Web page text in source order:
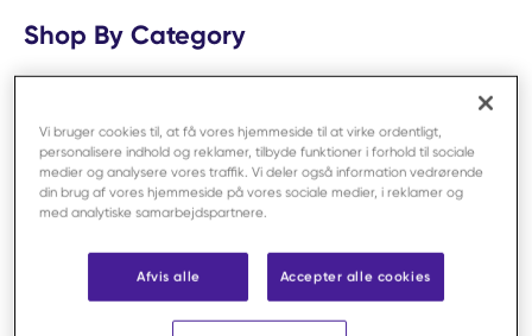
Shop By Category
Vi bruger cookies til, at få vores hjemmeside til at virke ordentligt,
personalisere indhold og reklamer, tilbyde funktioner i forhold til sociale
medier og analysere vores traffik. Vi deler også information vedrørende
din brug af vores hjemmeside på vores sociale medier, i reklamer og
med analytiske samarbejdspartnere.
Afvis alle Accepter alle cookies